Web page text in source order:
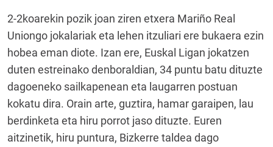
2-2koarekin pozik joan ziren etxera Mariño Real
Uniongo jokalariak eta lehen itzuliari ere bukaera ezin
hobea eman diote. Izan ere, Euskal Ligan jokatzen
duten estreinako denboraldian, 34 puntu batu dituzte
dagoeneko sailkapenean eta laugarren postuan
kokatu dira. Orain arte, guztira, hamar garaipen, lau
berdinketa eta hiru porrot jaso dituzte. Euren
aitzinetik, hiru puntura, Bizkerre taldea dago